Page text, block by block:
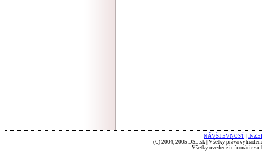
NÁVŠTEVNOSŤ
(C) 2004, 2005 DSL.sk | Všetky práva
Všetky uvedené informácie sú